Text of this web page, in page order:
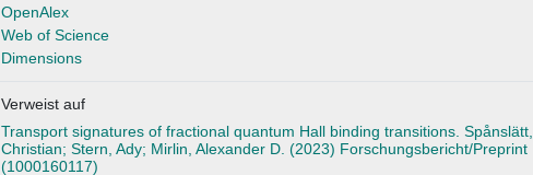
OpenAlex
Web of Science
Dimensions
Verweist auf
Transport signatures of fractional quantum Hall binding transitions. Spånslätt,
Christian; Stern, Ady; Mirlin, Alexander D. (2023) Forschungsbericht/Preprint
(1000160117)